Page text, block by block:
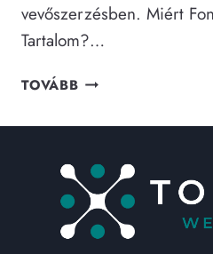
vevőszerzésben. Miért
Tartalom?…
TOVÁBB WEBOLDAL
MIÉRT
JÓL
MEGÍRT
TARTALOM?